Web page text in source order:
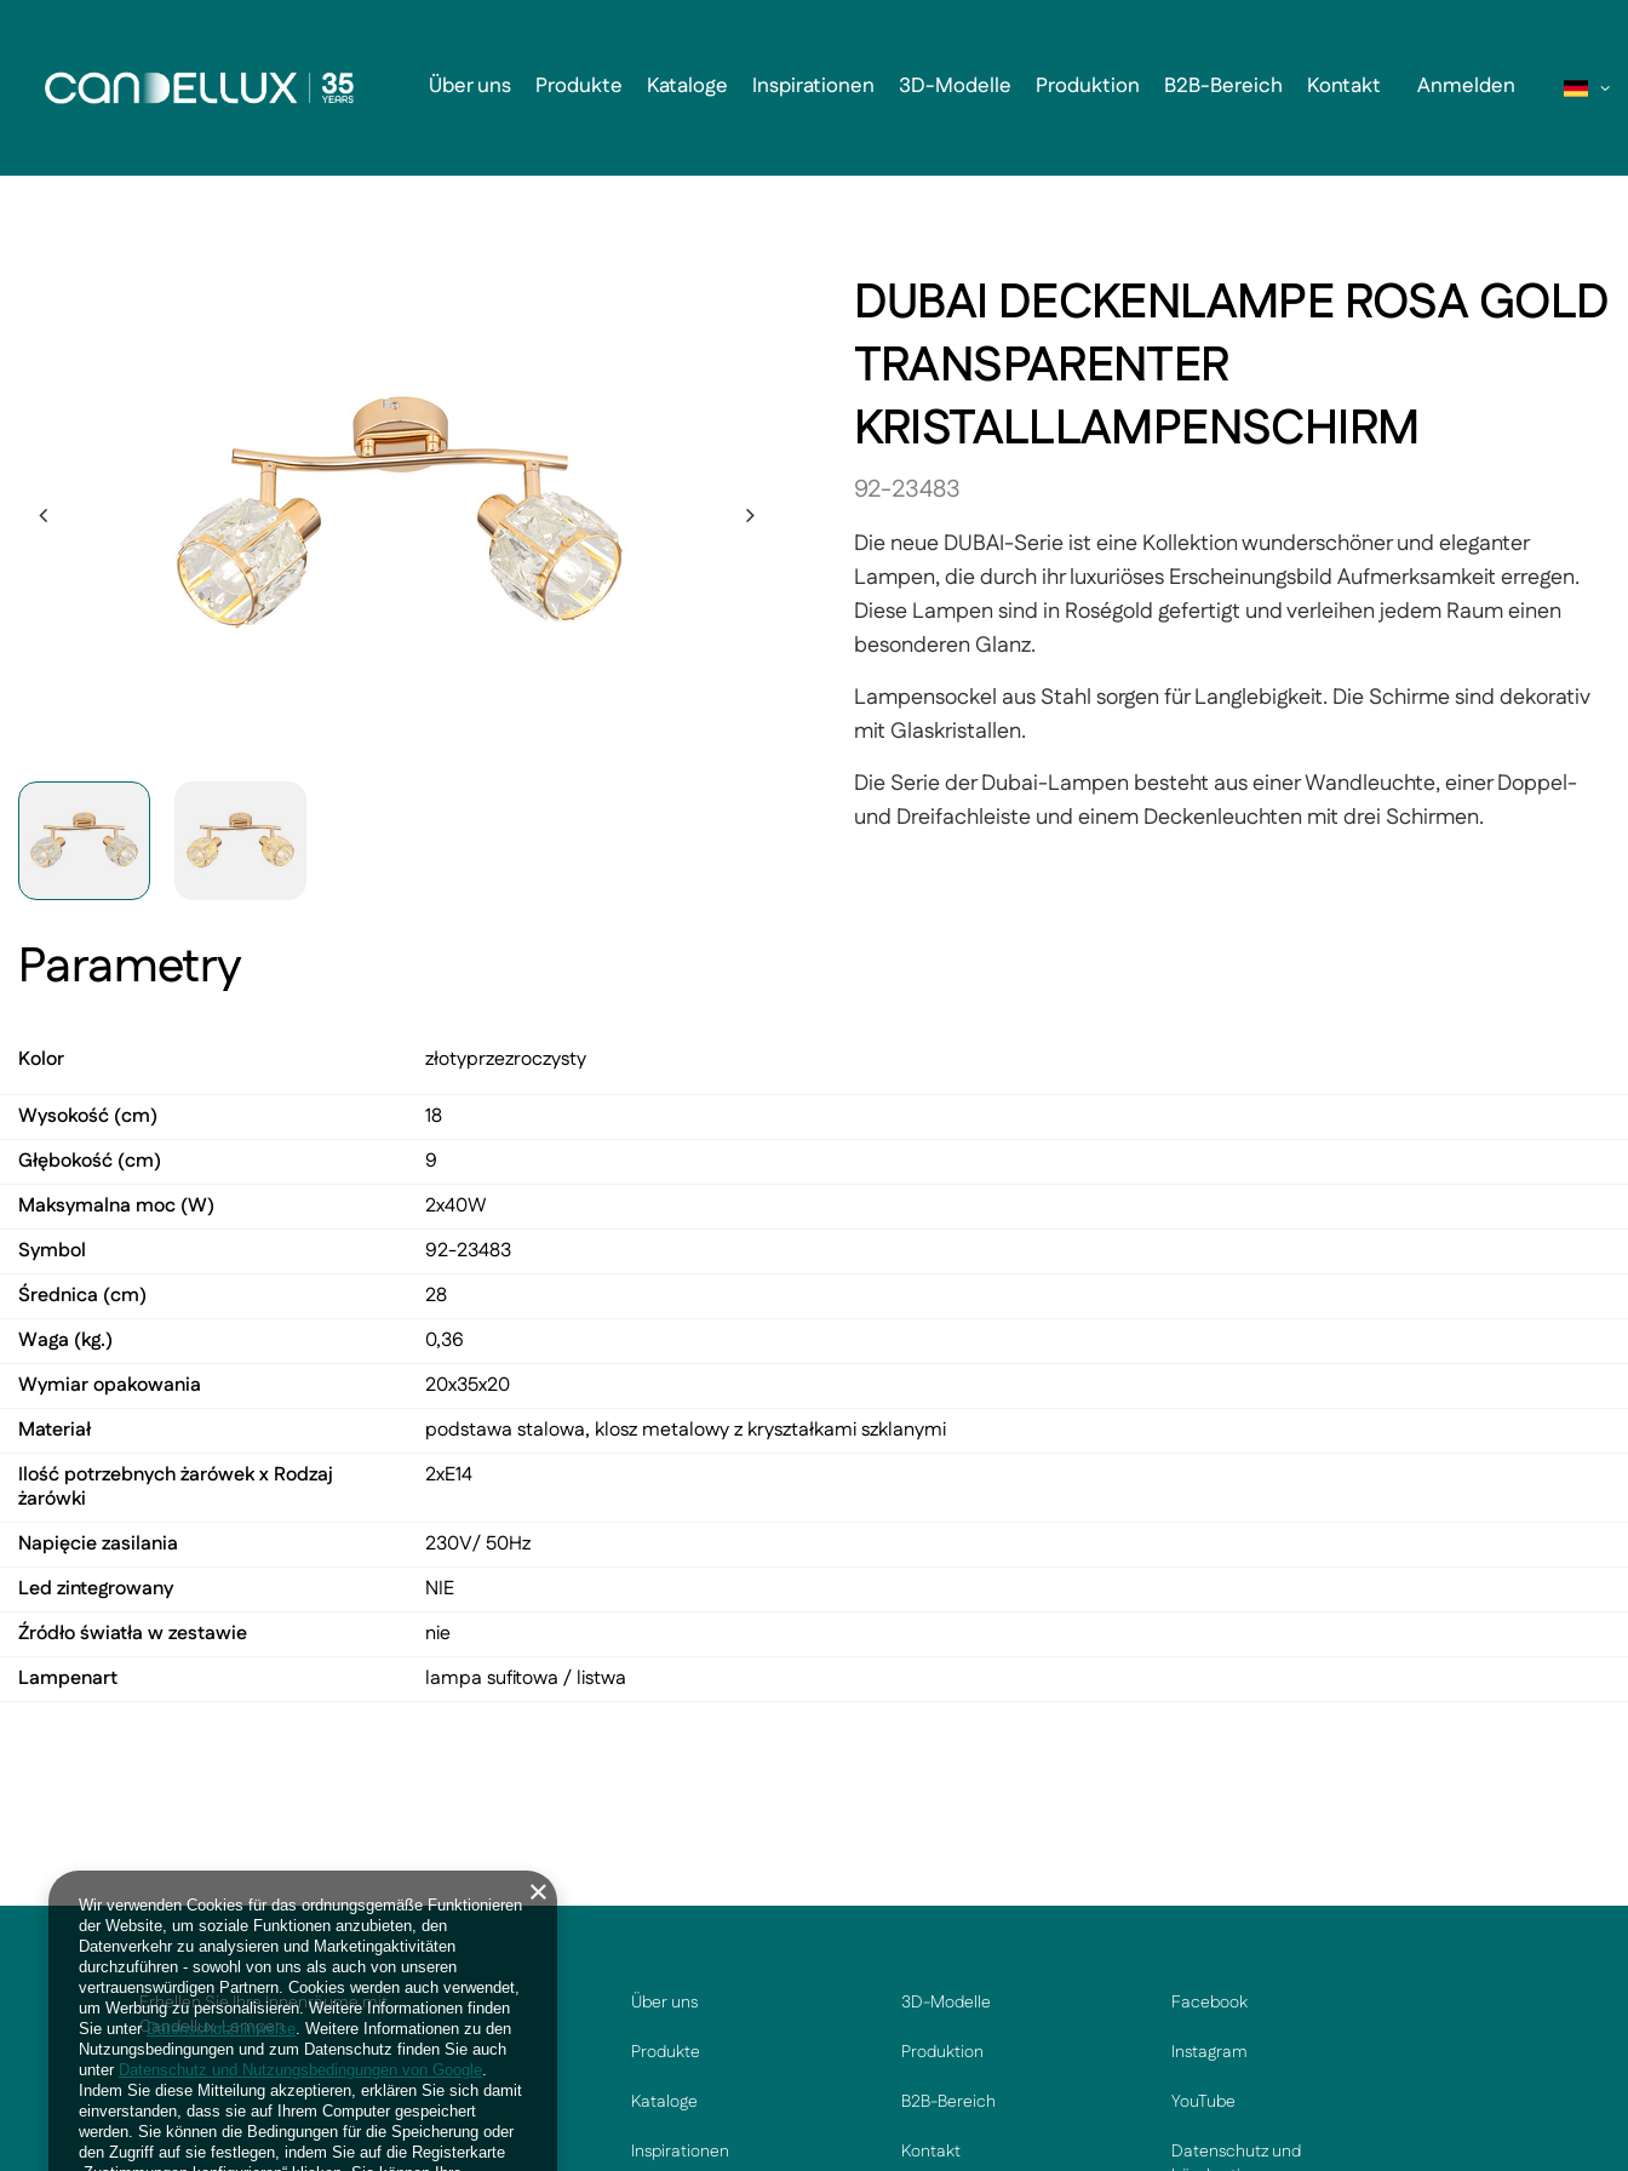
Anmelden
Über uns Produkte Kataloge Inspirationen 3D-Modelle Produktion B2B-Bereich Kontakt
DUBAI DECKENLAMPE ROSA GOLD
TRANSPARENTER
KRISTALLLAMPENSCHIRM
92-23483
Die neue DUBAI-Serie ist eine Kollektion wunderschöner und eleganter
Lampen, die durch ihr luxuriöses Erscheinungsbild Aufmerksamkeit erregen.
Diese Lampen sind in Roségold gefertigt und verleihen jedem Raum einen
besonderen Glanz.
Lampensockel aus Stahl sorgen für Langlebigkeit. Die Schirme sind dekorativ
mit Glaskristallen.
Die Serie der Dubai-Lampen besteht aus einer Wandleuchte, einer Doppel-
und Dreifachleiste und einem Deckenleuchten mit drei Schirmen.
Parametry
Kolor złotyprzezroczysty
Wysokość (cm)
18
Głębokość (cm)
9
Maksymalna moc (W)
2x40W
Symbol
92-23483
Średnica (cm)
28
Waga (kg.)
0,36
Wymiar opakowania
20x35x20
Materiał
podstawa stalowa, klosz metalowy z kryształkami szklanymi
Ilość potrzebnych żarówek x Rodzaj
żarówki
2xE14
Napięcie zasilania
230V/ 50Hz
Led zintegrowany
NIE
Źródło światła w zestawie
nie
Lampenart
lampa sufitowa / listwa
Erhellen Sie Ihre Innenräume mit
Candellux-Lampen
Über uns
Produkte
Kataloge
Inspirationen
3D-Modelle
Produktion
B2B-Bereich
Kontakt
Facebook
Instagram
YouTube
Datenschutz und
Wir verwenden Cookies für das ordnungsgemäße Funktionieren
der Website, um soziale Funktionen anzubieten, den
Datenverkehr zu analysieren und Marketingaktivitäten
durchzuführen - sowohl von uns als auch von unseren
vertrauenswürdigen Partnern. Cookies werden auch verwendet,
um Werbung zu personalisieren. Weitere Informationen finden
Sie unterDatenschutzhinweise. Weitere Informationen zu den
Nutzungsbedingungen und zum Datenschutz finden Sie auch
unter Datenschutz und Nutzungsbedingungen von Google.
Indem Sie diese Mitteilung akzeptieren, erklären Sie sich damit
einverstanden, dass sie auf Ihrem Computer gespeichert
werden. Sie können die Bedingungen für die Speicherung oder
den Zugriff auf sie festlegen, indem Sie auf die Registerkarte